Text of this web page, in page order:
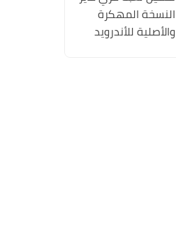
النسخة المهكرة
والأصلية للأندرويد